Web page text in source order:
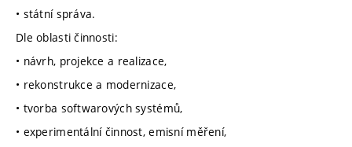
• státní správa.
Dle oblasti činnosti:
• návrh, projekce a realizace,
• rekonstrukce a modernizace,
• tvorba softwarových systémů,
• experimentální činnost, emisní měření,